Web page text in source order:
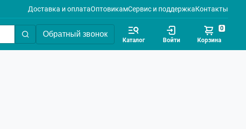
Доставка и оплатаОптовикамСервис и поддержкаКонтакты
Обратный звонок
Каталог Войти Корзина
0